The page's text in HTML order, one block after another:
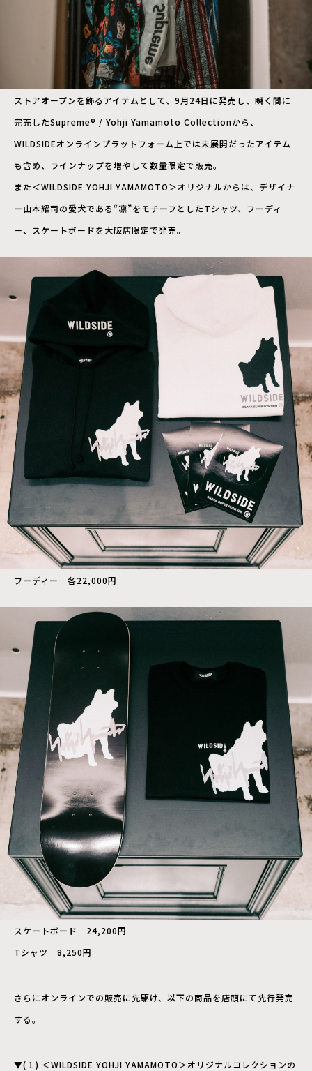
ストアオープンを飾るアイテムとして、9月24日に発売し、瞬く間に
完売したSupreme® / Yohji Yamamoto Collectionから、
WILDSIDEオンラインプラットフォーム上では未展開だったアイテム
も含め、ラインナップを増やして数量限定で販売。
また＜WILDSIDE YOHJI YAMAMOTO＞オリジナルからは、デザイナ
ー山本耀司の愛犬である“凛”をモチーフとしたTシャツ、フーディ
ー、スケートボードを大阪店限定で発売。
フーディー 各22,000円
スケートボード 24,200円
Tシャツ 8,250円
さらにオンラインでの販売に先駆け、以下の商品を店頭にて先行発売
する。
▼(１) ＜WILDSIDE YOHJI YAMAMOTO＞オリジナルコレクションの